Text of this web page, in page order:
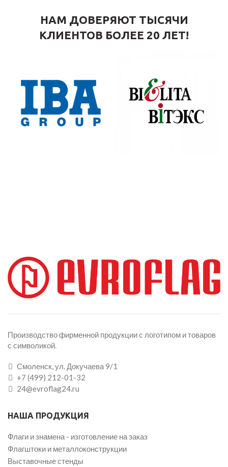
НАМ ДОВЕРЯЮТ ТЫСЯЧИ
КЛИЕНТОВ БОЛЕЕ 20 ЛЕТ!
Производство фирменной продукции с логотипом и товаров
с символикой.
Смоленск, ул. Докучаева 9/1
+7 (499) 212-01-32
24@evroflag24.ru
НАША ПРОДУКЦИЯ
Флаги и знамена - изготовление на заказ
Флагштоки и металлоконструкции
Выставочные стенды